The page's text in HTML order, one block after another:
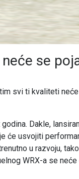
se
svi ti kvaliteti
Dakle,
će usvojiti
u razvoju,
WRX-a se